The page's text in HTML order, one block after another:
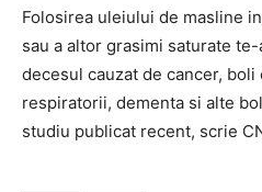
Folosirea uleiului de masline
sau a altor grasimi saturate
decesul cauzat de cancer,
respiratorii, dementa si alte
studiu publicat recent, scrie